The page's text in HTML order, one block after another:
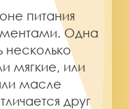
питания
Одна
мягкие, или
масле
друг